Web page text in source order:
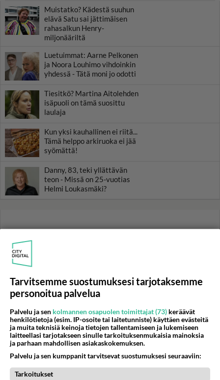
Muistatko? Kädestä suuhun
elävä Satu sai jättimäisen
rahasalkun Henry-
miljonääriltä
Luetuimmat: Aarne Pelkonen
ja Noora Louhimo vihdoinkin
yhdessä - Tätä moni jo odotti
Tiesitkö? Martina Aitolehden
isäpuoli on tämä suosittu
laulaja
Kun yksi kauhallinen ei riitä...
Tämä helppo arkiruoka ei jää
syömättä!
Danny, 83, teki yllättävän
teon - Missä on 25-vuotias
Helmi Loukasmäki?
Tarvitsemme suostumuksesi tarjotaksemme
personoitua palvelua
Palvelu ja sen kolmannen osapuolen toimittajat (73) keräävät
henkilötietoja (esim. IP-osoite tai laitetunniste) käyttäen evästeitä
ja muita teknisiä keinoja tietojen tallentamiseen ja lukemiseen
laitteellasi tarjotakseen sinulle tarkoituksenmukaisia mainoksia
ja parhaan mahdollisen asiakaskokemuksen.
Palvelu ja sen kumppanit tarvitsevat suostumuksesi seuraaviin:
Tarkoitukset